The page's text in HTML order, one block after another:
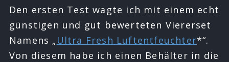
Den ersten Test wagte ich mit einem echt
günstigen und gut bewerteten Viererset
Namens „Ultra Fresh Luftentfeuchter*“.
Von diesem habe ich einen Behälter in die